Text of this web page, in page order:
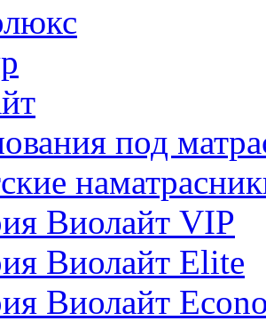
под
Виолайт VIP
Виолайт Elite
Виолайт